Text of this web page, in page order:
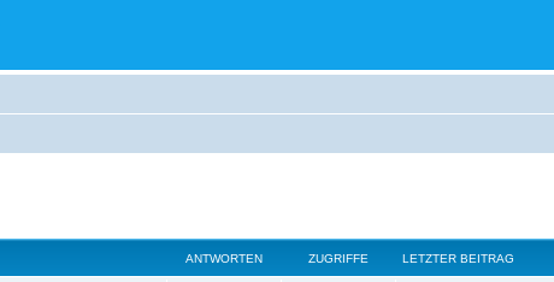
ANTWORTEN ZUGRIFFE LETZTER BEITRAG